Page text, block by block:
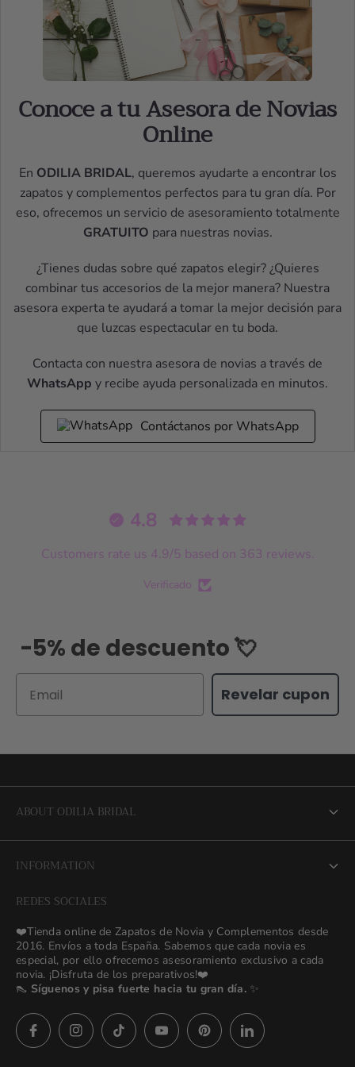
Conoce a tu Asesora de Novias
Online
En ODILIA BRIDAL, queremos ayudarte a encontrar los
zapatos y complementos perfectos para tu gran día. Por
eso, ofrecemos un servicio de asesoramiento totalmente
GRATUITO para nuestras novias.
¿Tienes dudas sobre qué zapatos elegir? ¿Quieres
combinar tus accesorios de la mejor manera? Nuestra
asesora experta te ayudará a tomar la mejor decisión para
que luzcas espectacular en tu boda.
Contacta con nuestra asesora de novias a través de
WhatsApp y recibe ayuda personalizada en minutos.
Contáctanos por WhatsApp
4.8
Customers rate us 4.9/5 based on 363 reviews.
Verificado
-5% de descuento 💘
Revelar cupon
REDES SOCIALES
❤️Tienda online de Zapatos de Novia y Complementos desde
2016. Envíos a toda España. Sabemos que cada novia es
especial, por ello ofrecemos asesoramiento exclusivo a cada
novia. ¡Disfruta de los preparativos!❤️
👠 Síguenos y pisa fuerte hacia tu gran día. ✨
ABOUT ODILIA BRIDAL
Search
contact us
Asesoras👰🏻24h 627 23 25 76
INFORMATION
⭐ Opiniones de Nuestras Novias 👰🏻
💒 Novias Reales 💍✨
🚚 Envío y Cambios
Política de Privacidad